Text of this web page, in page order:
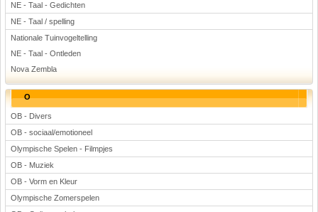
NE - Taal - Gedichten
NE - Taal / spelling
Nationale Tuinvogeltelling
NE - Taal - Ontleden
Nova Zembla
O
OB - Divers
OB - sociaal/emotioneel
Olympische Spelen - Filmpjes
OB - Muziek
OB - Vorm en Kleur
Olympische Zomerspelen